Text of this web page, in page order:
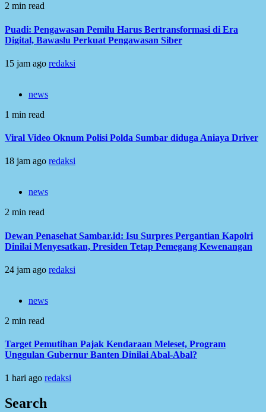
2 min read
Puadi: Pengawasan Pemilu Harus Bertransformasi di Era
Digital, Bawaslu Perkuat Pengawasan Siber
15 jam ago redaksi
news
1 min read
Viral Video Oknum Polisi Polda Sumbar diduga Aniaya Driver
18 jam ago redaksi
news
2 min read
Dewan Penasehat Sambar.id: Isu Surpres Pergantian Kapolri
Dinilai Menyesatkan, Presiden Tetap Pemegang Kewenangan
24 jam ago redaksi
news
2 min read
Target Pemutihan Pajak Kendaraan Meleset, Program
Unggulan Gubernur Banten Dinilai Abal-Abal?
1 hari ago redaksi
Search